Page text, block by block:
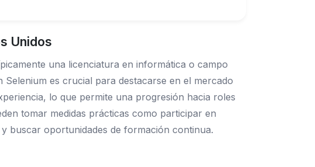
Unidos
una licenciatura en informática o campo
es crucial para destacarse en el mercado
lo que permite una progresión hacia roles
tomar medidas prácticas como participar en
buscar oportunidades de formación continua.